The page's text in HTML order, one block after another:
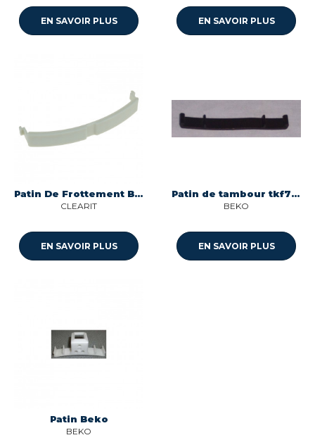
EN SAVOIR PLUS EN SAVOIR PLUS
Patin De Frottement Brandt
CLEARIT
EN SAVOIR PLUS
Patin de tambour tkf7350a pour seche-linge Beko 2953280200
BEKO
EN SAVOIR PLUS
Patin Beko
BEKO